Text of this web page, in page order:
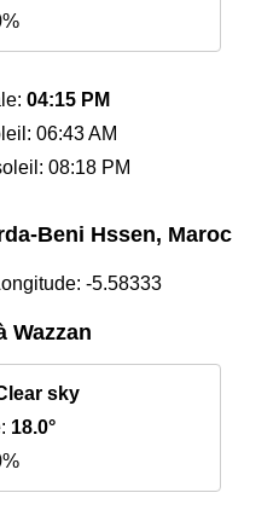
04:15 PM
06:43 AM
08:18 PM
Beni Hssen, Maroc
-5.58333
Wazzan
sky
18.0°